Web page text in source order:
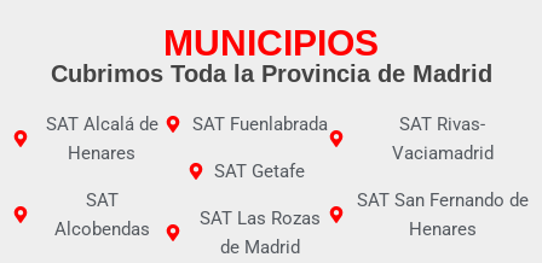
MUNICIPIOS
Cubrimos Toda la Provincia de Madrid
SAT Alcalá de
Henares
SAT
Alcobendas
SAT Fuenlabrada
SAT Getafe
SAT Las Rozas
de Madrid
SAT Rivas-
Vaciamadrid
SAT San Fernando de
Henares